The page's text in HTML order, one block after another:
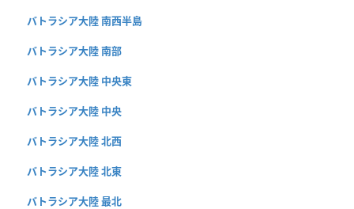
バトラシア大陸 南西半島
バトラシア大陸 南部
バトラシア大陸 中央東
バトラシア大陸 中央
バトラシア大陸 北西
バトラシア大陸 北東
バトラシア大陸 最北